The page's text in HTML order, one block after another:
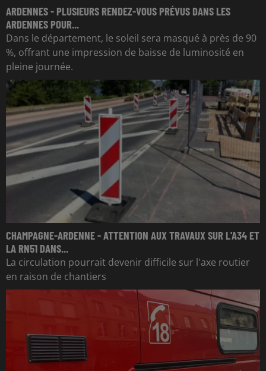
ARDENNES - PLUSIEURS RENDEZ-VOUS PRÉVUS DANS LES
ARDENNES POUR...
Dans le département, le soleil sera masqué à près de 90
%, offrant une impression de baisse de luminosité en
pleine journée.
CHAMPAGNE-ARDENNE - ATTENTION AUX TRAVAUX SUR L'A34 ET
LA RN51 DANS...
La circulation pourrait devenir difficile sur l'axe routier
en raison de chantiers